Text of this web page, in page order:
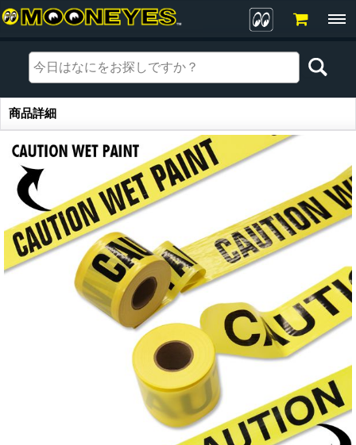
商品詳細
商品詳細